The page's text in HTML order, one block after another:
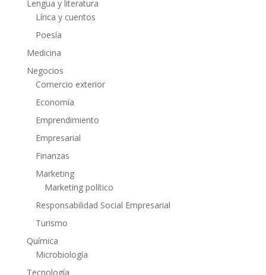
Lengua y literatura
Lírica y cuentos
Poesía
Medicina
Negocios
Comercio exterior
Economía
Emprendimiento
Empresarial
Finanzas
Marketing
Marketing político
Responsabilidad Social Empresarial
Turismo
Química
Microbiología
Tecnología